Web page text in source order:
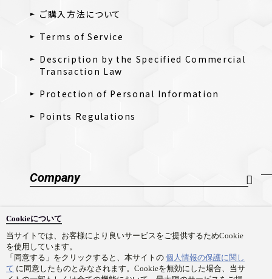
Cookieについて
当サイトでは、お客様により良いサービスをご提供するためCookie
を使用しています。
「同意する」をクリックすると、本サイトの 個人情報の保護に関し
て に同意したものとみなされます。Cookieを無効にした場合、当サ
ご購入方法について
Terms of Service
Description by the Specified Commercial
Transaction Law
Protection of Personal Information
Points Regulations
Company
採用情報
Contact Us